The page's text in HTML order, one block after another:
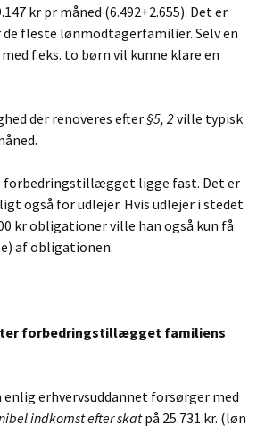
kr pr måned (6.492+2.655). Det er
fleste lønmodtagerfamilier. Selv en
f.eks. to børn vil kunne klare en
der renoveres efter§5, 2ville typisk
forbedringstillægget ligge fast. Det er
også for udlejer. Hvis udlejer i stedet
kr obligationer ville han også kun få
af obligationen.
forbedringstillægget familiens
enlig erhvervsuddannet forsørger med
indkomst efter skatpå 25.731 kr. (løn